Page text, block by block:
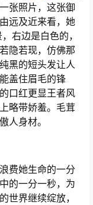
张照片，这张御
远及近来看，她
右边是白色的，
隐若现，仿佛那
黑的短头发让人
盖住眉毛的锋
口红更显王者风
略带娇羞。毛茸
人身材。
费她生命的一分
的一分一秒，为
世界继续绽放，